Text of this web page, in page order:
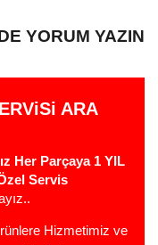
YORUM YAZIN
ARA
Her Parçaya 1 YIL
Servis
Hizmetimiz ve